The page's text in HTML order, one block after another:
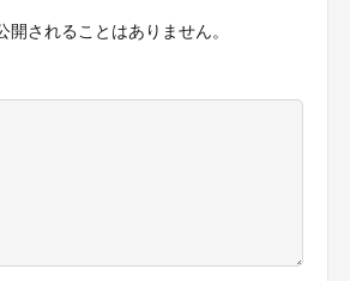
開されることはありません。